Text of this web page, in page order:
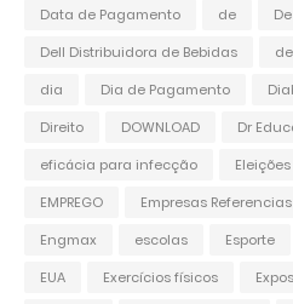
Data de Pagamento
de
Dell Distribuidora de Bebidas
dia
Dia de Pagamento
Direito
DOWNLOAD Dr
eficácia para infecção
Eleições
EMPREGO
Empresas Referencias
Engmax
escolas Esporte
EUA
Exercícios físicos